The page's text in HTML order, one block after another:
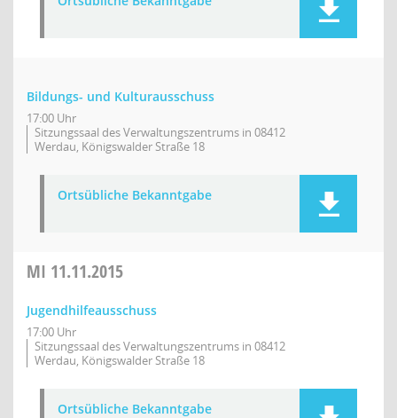
Bildungs- und Kulturausschuss
17:00 Uhr
Sitzungssaal des Verwaltungszentrums in 08412
Werdau, Königswalder Straße 18
Ortsübliche Bekanntgabe
MI 11.11.2015
Jugendhilfeausschuss
17:00 Uhr
Sitzungssaal des Verwaltungszentrums in 08412
Werdau, Königswalder Straße 18
Ortsübliche Bekanntgabe